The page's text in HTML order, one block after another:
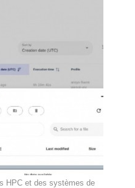
HPC et des systèmes de